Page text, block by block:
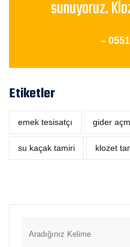
sunuyoruz.
–
Etiketler
emek tesisatçı ‎gider
su kaçak tamiri klozet